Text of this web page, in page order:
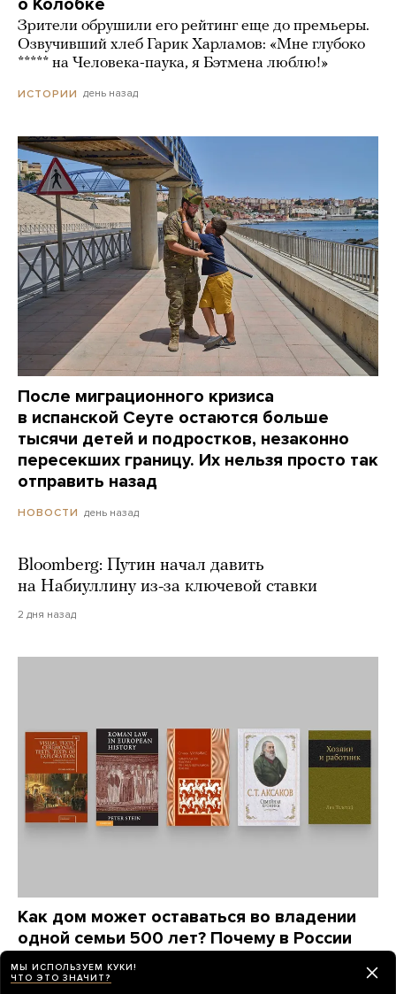
о Колобке
Зрители обрушили его рейтинг еще до премьеры.
Озвучивший хлеб Гарик Харламов: «Мне глубоко
***** на Человека-паука, я Бэтмена люблю!»
ИСТОРИИ день назад
После миграционного кризиса
в испанской Сеуте остаются больше
тысячи детей и подростков, незаконно
пересекших границу. Их нельзя просто так
отправить назад
НОВОСТИ день назад
Bloomberg: Путин начал давить
на Набиуллину из-за ключевой ставки
2 дня назад
Как дом может оставаться во владении
одной семьи 500 лет? Почему в России
так и не научились отстаивать частную
собственность?
МЫ ИСПОЛЬЗУЕМ КУКИ!
ЧТО ЭТО ЗНАЧИТ?